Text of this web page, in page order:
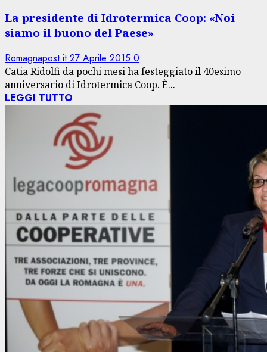
La presidente di Idrotermica Coop: «Noi
siamo il buono del Paese»
Romagnapost.it27 Aprile 2015 0
Catia Ridolfi da pochi mesi ha festeggiato il 40esimo
anniversario di Idrotermica Coop. È...
LEGGI TUTTO